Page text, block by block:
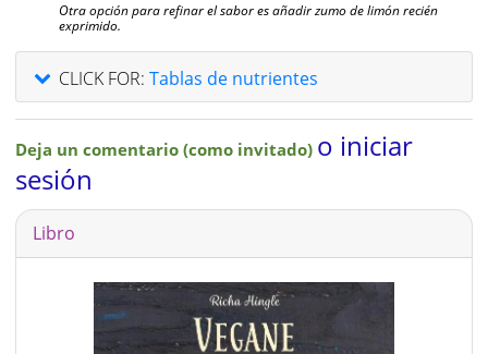
Otra opción para refinar el sabor es añadir zumo de limón recién
exprimido.
CLICK FOR: Tablas de nutrientes
Deja un comentario (como invitado) o iniciar
sesión
Libro